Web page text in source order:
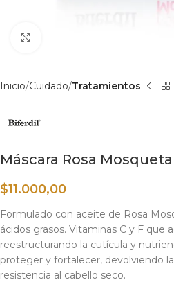
Inicio Cuidado Tratamientos
Máscara Rosa
$11.000,00
Formulado con aceite de Rosa
ácidos grasos. Vitaminas C y F que
reestructurando la cutícula y
proteger y fortalecer, devolviendo
resistencia al cabello seco.